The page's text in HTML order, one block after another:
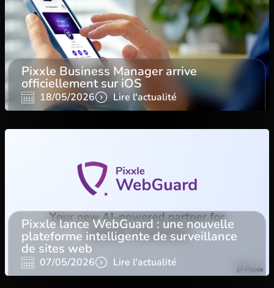
Pixxle Business Manager arrive
officiellement sur iOS
18/05/2026 Lire l'actualité
Pixxle lance WebGuard : une nouvelle
plateforme intelligente de surveillance
de sites web
07/05/2026 Lire l'actualité